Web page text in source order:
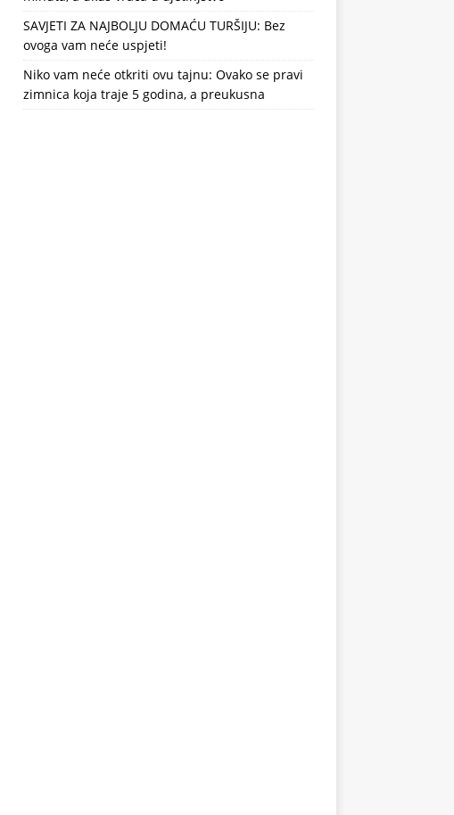
SAVJETI ZA NAJBOLJU DOMAĆU TURŠIJU: Bez
ovoga vam neće uspjeti!
Niko vam neće otkriti ovu tajnu: Ovako se pravi
zimnica koja traje 5 godina, a preukusna